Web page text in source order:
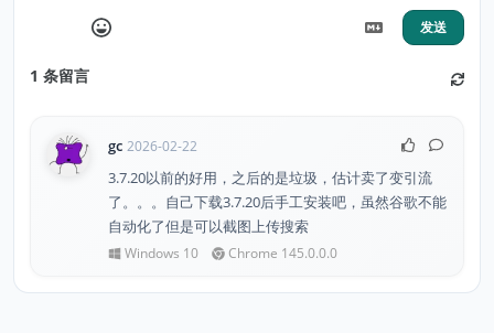
发送
1 条留言
gc 2026-02-22
3.7.20以前的好用，之后的是垃圾，估计卖了变引流
了。。。自己下载3.7.20后手工安装吧，虽然谷歌不能
自动化了但是可以截图上传搜索
Windows 10 Chrome 145.0.0.0